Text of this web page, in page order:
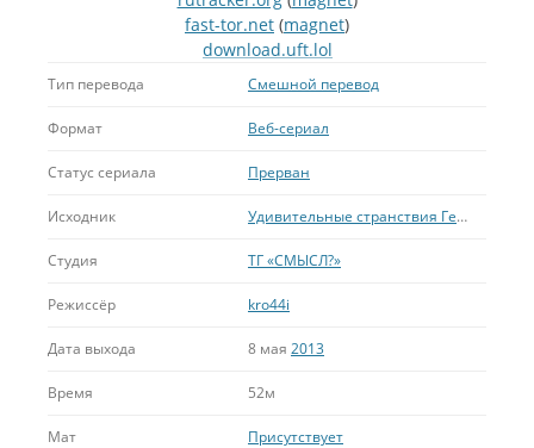
fast-tor.net (magnet)
download.uft.lol
Тип перевода Смешной перевод
Формат Веб-сериал
Статус сериала Прерван
Исходник Удивительные странствия Геракла
Студия ТГ «СМЫСЛ?»
Режиссёр kro44i
Дата выхода 8 мая 2013
Время 52м
Мат Присутствует